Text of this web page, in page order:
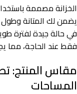
الخزانة مصممة
يضمن لك المتانة
في حالة جيدة لفترة
فقط عند الحاجة، مما
مقاس المنتج:
المساحات